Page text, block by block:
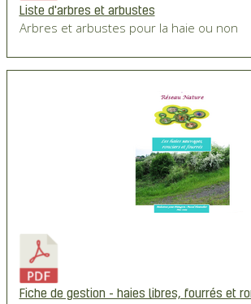
Liste d'arbres et arbustes
Arbres et arbustes pour la haie ou non
Fiche de gestion - haies libres, fourrés et